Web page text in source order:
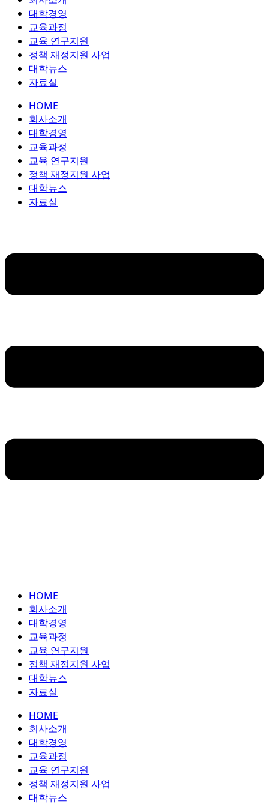
대학경영
교육과정
교육 연구지원
정책 재정지원 사업
대학뉴스
자료실
HOME
회사소개
대학경영
교육과정
교육 연구지원
정책 재정지원 사업
대학뉴스
자료실
HOME
회사소개
대학경영
교육과정
교육 연구지원
정책 재정지원 사업
대학뉴스
자료실
HOME
회사소개
대학경영
교육과정
교육 연구지원
정책 재정지원 사업
대학뉴스